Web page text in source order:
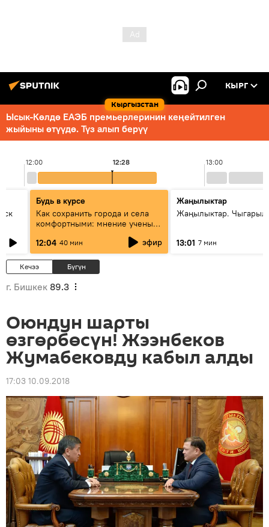
Кыргызстан
КЫРГ
Ысык-Көлдө ЕАЭБ премьерлеринин кеңейтилген
жыйыны өтүүдө. Түз алып берүү
12:00 13:00
12:28
Будь в курсе
Как сохранить города и села
комфортными: мнение ученых
12:04 40 мин эфир
Жаңылыктар
Жаңылыктар.
13:01 7 мин
Кечээ Бүгүн
г. Бишкек 89.3
Оюндун шарты
өзгөрбөсүн! Жээнбеков
Жумабековду кабыл алды
17:03 10.09.2018